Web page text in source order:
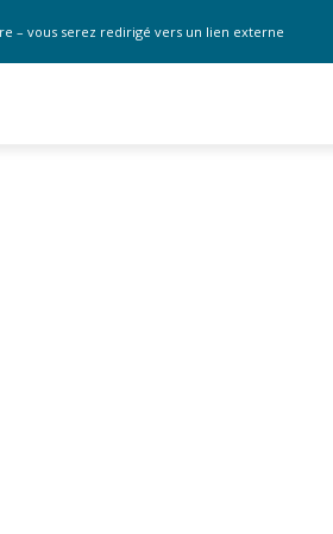
– vous serez redirigé vers un lien externe